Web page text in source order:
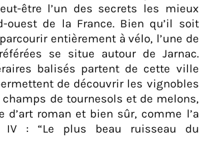
être l’un des secrets les mieux
ouest de la France. Bien qu’il soit
entièrement à vélo, l’une de
se situe autour de Jarnac.
balisés partent de cette ville
de découvrir les vignobles
champs de tournesols et de melons,
d’art roman et bien sûr, comme l’a
IV : “Le plus beau ruisseau du